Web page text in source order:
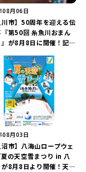
08月06日
川市】50周年を迎える伝
第50回 糸魚川おまん
が8月8日に開催！記念
もう♪
08月03日
沼市】八海山ロープウェ
の天空雪まつり in 八
8月8日より開催！天然